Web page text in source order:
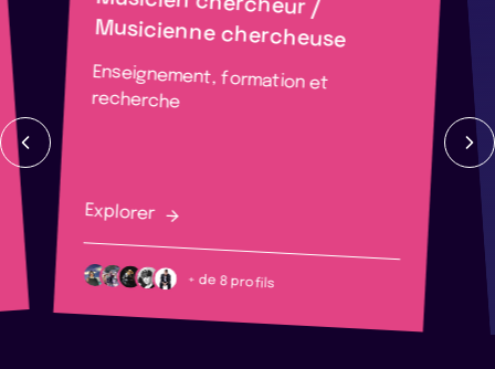
Musicienne chercheuse
Enseignement, formation et
recherche
Explorer
+ de 8 profils